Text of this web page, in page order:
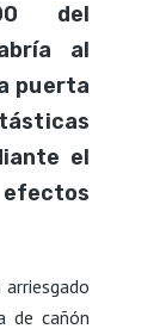
del
al
puerta
el
de cañón